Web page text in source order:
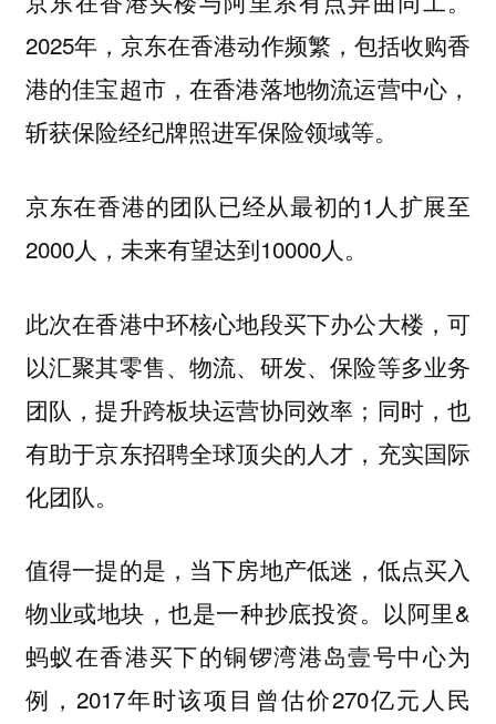
2025年，京东在香港动作频繁，包括收购香
港的佳宝超市，在香港落地物流运营中心，
斩获保险经纪牌照进军保险领域等。
京东在香港的团队已经从最初的1人扩展至
2000人，未来有望达到10000人。
此次在香港中环核心地段买下办公大楼，可
以汇聚其零售、物流、研发、保险等多业务
团队，提升跨板块运营协同效率；同时，也
有助于京东招聘全球顶尖的人才，充实国际
化团队。
值得一提的是，当下房地产低迷，低点买入
物业或地块，也是一种抄底投资。以阿里&
蚂蚁在香港买下的铜锣湾港岛壹号中心为
例，2017年时该项目曾估价270亿元人民